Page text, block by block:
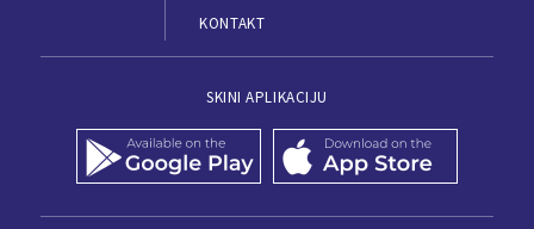
KONTAKT
SKINI APLIKACIJU